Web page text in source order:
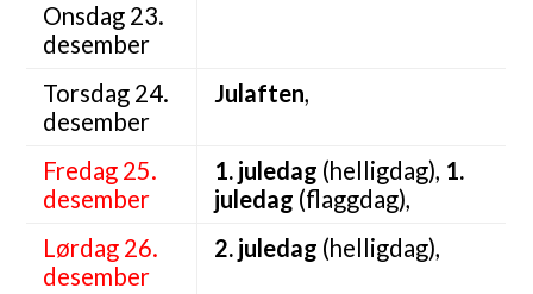
Onsdag 23.
desember
Torsdag 24.
desember
Julaften,
Fredag 25.
desember
1. juledag (helligdag), 1.
juledag (flaggdag),
Lørdag 26.
desember
2. juledag (helligdag),